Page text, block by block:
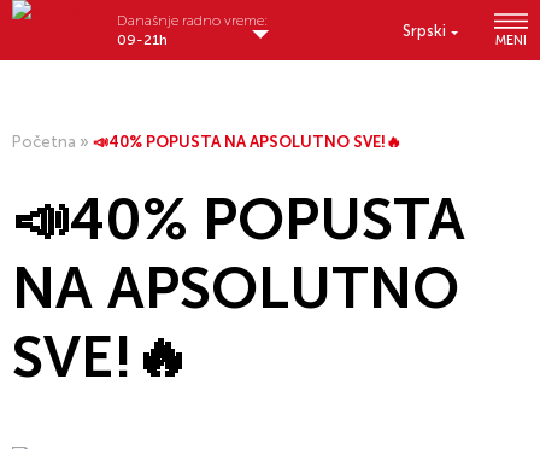
Srpski
MENI
Današnje radno vreme:
09-21h
Početna » 📣40% POPUSTA NA APSOLUTNO SVE!🔥
📣40% POPUSTA
NA APSOLUTNO
SVE!🔥